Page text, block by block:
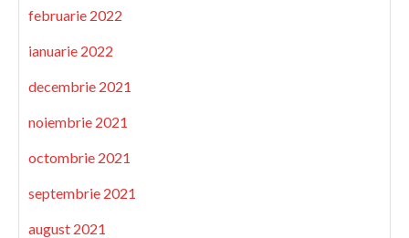
februarie 2022
ianuarie 2022
decembrie 2021
noiembrie 2021
octombrie 2021
septembrie 2021
august 2021